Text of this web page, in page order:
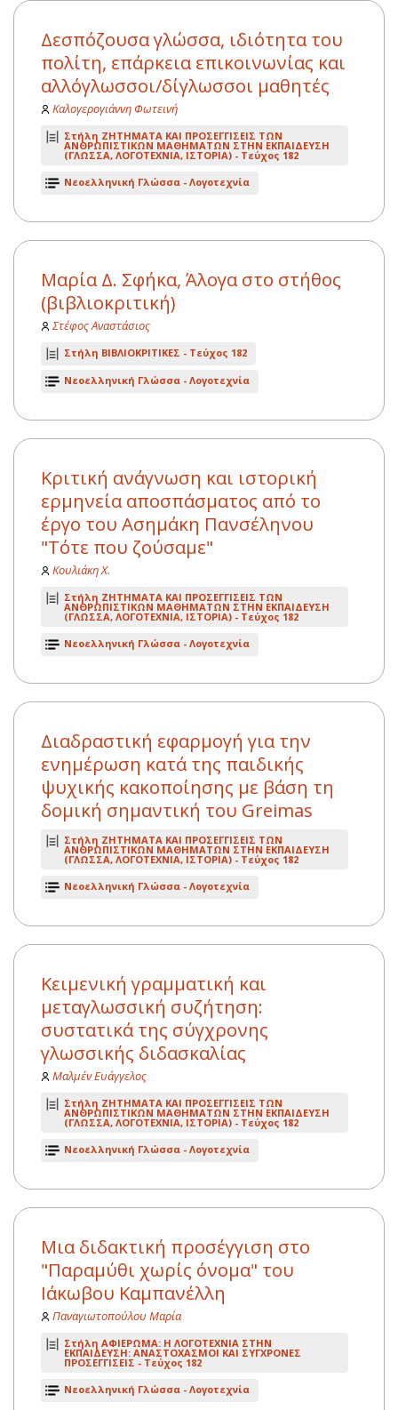
Δεσπόζουσα γλώσσα, ιδιότητα του
πολίτη, επάρκεια επικοινωνίας και
αλλόγλωσσοι/δίγλωσσοι μαθητές
Καλογερογιάννη Φωτεινή
Στήλη ΖΗΤΗΜΑΤΑ ΚΑΙ ΠΡΟΣΕΓΓΙΣΕΙΣ ΤΩΝ
ΑΝΘΡΩΠΙΣΤΙΚΩΝ ΜΑΘΗΜΑΤΩΝ ΣΤΗΝ ΕΚΠΑΙΔΕΥΣΗ
(ΓΛΩΣΣΑ, ΛΟΓΟΤΕΧΝΙΑ, ΙΣΤΟΡΙΑ) - Τεύχος 182
Νεοελληνική Γλώσσα - Λογοτεχνία
Μαρία Δ. Σφήκα, Άλογα στο στήθος
(βιβλιοκριτική)
Στέφος Αναστάσιος
Στήλη ΒΙΒΛΙΟΚΡΙΤΙΚΕΣ - Τεύχος 182
Νεοελληνική Γλώσσα - Λογοτεχνία
Κριτική ανάγνωση και ιστορική
ερμηνεία αποσπάσματος από το
έργο του Ασημάκη Πανσέληνου
"Τότε που ζούσαμε"
Κουλιάκη Χ.
Στήλη ΖΗΤΗΜΑΤΑ ΚΑΙ ΠΡΟΣΕΓΓΙΣΕΙΣ ΤΩΝ
ΑΝΘΡΩΠΙΣΤΙΚΩΝ ΜΑΘΗΜΑΤΩΝ ΣΤΗΝ ΕΚΠΑΙΔΕΥΣΗ
(ΓΛΩΣΣΑ, ΛΟΓΟΤΕΧΝΙΑ, ΙΣΤΟΡΙΑ) - Τεύχος 182
Νεοελληνική Γλώσσα - Λογοτεχνία
Διαδραστική εφαρμογή για την
ενημέρωση κατά της παιδικής
ψυχικής κακοποίησης με βάση τη
δομική σημαντική του Greimas
Στήλη ΖΗΤΗΜΑΤΑ ΚΑΙ ΠΡΟΣΕΓΓΙΣΕΙΣ ΤΩΝ
ΑΝΘΡΩΠΙΣΤΙΚΩΝ ΜΑΘΗΜΑΤΩΝ ΣΤΗΝ ΕΚΠΑΙΔΕΥΣΗ
(ΓΛΩΣΣΑ, ΛΟΓΟΤΕΧΝΙΑ, ΙΣΤΟΡΙΑ) - Τεύχος 182
Νεοελληνική Γλώσσα - Λογοτεχνία
Kειμενική γραμματική και
μεταγλωσσική συζήτηση:
συστατικά της σύγχρονης
γλωσσικής διδασκαλίας
Μαλμέν Ευάγγελος
Στήλη ΖΗΤΗΜΑΤΑ ΚΑΙ ΠΡΟΣΕΓΓΙΣΕΙΣ ΤΩΝ
ΑΝΘΡΩΠΙΣΤΙΚΩΝ ΜΑΘΗΜΑΤΩΝ ΣΤΗΝ ΕΚΠΑΙΔΕΥΣΗ
(ΓΛΩΣΣΑ, ΛΟΓΟΤΕΧΝΙΑ, ΙΣΤΟΡΙΑ) - Τεύχος 182
Νεοελληνική Γλώσσα - Λογοτεχνία
Μια διδακτική προσέγγιση στο
"Παραμύθι χωρίς όνομα" του
Ιάκωβου Καμπανέλλη
Παναγιωτοπούλου Μαρία
Στήλη ΑΦΙΕΡΩΜΑ: Η ΛΟΓΟΤΕΧΝΙΑ ΣΤΗΝ
ΕΚΠΑΙΔΕΥΣΗ: ΑΝΑΣΤΟΧΑΣΜΟΙ ΚΑΙ ΣΥΓΧΡΟΝΕΣ
ΠΡΟΣΕΓΓΙΣΕΙΣ - Τεύχος 182
Νεοελληνική Γλώσσα - Λογοτεχνία